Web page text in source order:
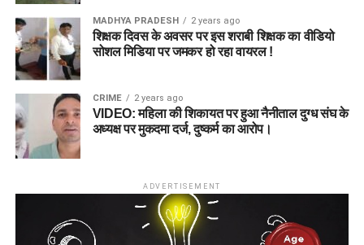
MADHYA PRADESH 2 years ago
शिक्षक दिवस के अवसर पर इस शराबी शिक्षक का वीडियो
सोशल मिडिया पर जमकर हो रहा वायरल !
CRIME 2 years ago
VIDEO: महिला की शिकायत पर हुआ नैनीताल दुग्ध संघ के
अध्यक्ष पर मुकदमा दर्ज, दुष्कर्म का आरोप।
ADVERTISEMENT